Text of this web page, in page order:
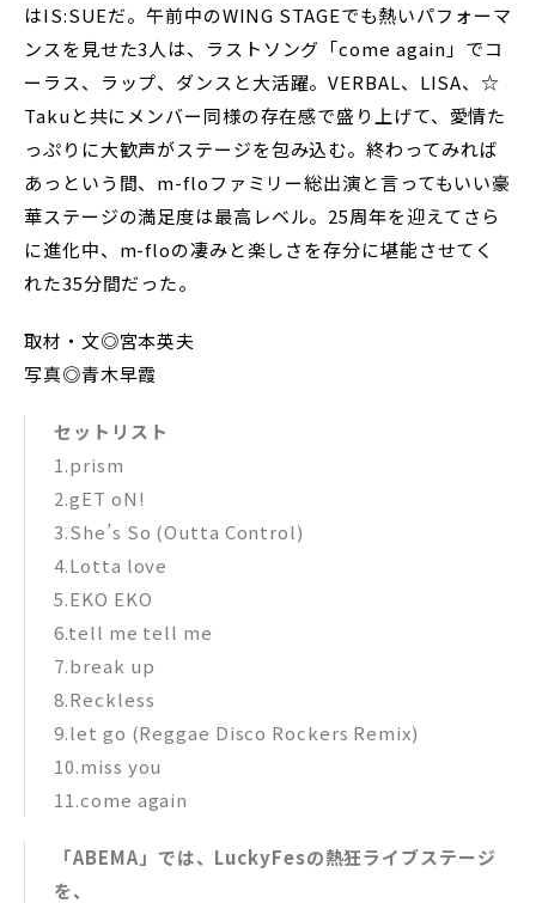
はIS:SUEだ。午前中のWING STAGEでも熱いパフォーマ
ンスを見せた3人は、ラストソング「come again」でコ
ーラス、ラップ、ダンスと大活躍。VERBAL、LISA、☆
Takuと共にメンバー同様の存在感で盛り上げて、愛情た
っぷりに大歓声がステージを包み込む。終わってみれば
あっという間、m-floファミリー総出演と言ってもいい豪
華ステージの満足度は最高レベル。25周年を迎えてさら
に進化中、m-floの凄みと楽しさを存分に堪能させてく
れた35分間だった。
取材・文◎宮本英夫
写真◎青木早霞
セットリスト
1.prism
2.gET oN!
3.She’s So (Outta Control)
4.Lotta love
5.EKO EKO
6.tell me tell me
7.break up
8.Reckless
9.let go (Reggae Disco Rockers Remix)
10.miss you
11.come again
「ABEMA」では、LuckyFesの熱狂ライブステージ
を、